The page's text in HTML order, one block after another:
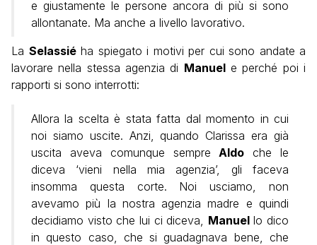
e giustamente le persone ancora di più si sono
allontanate. Ma anche a livello lavorativo.
La Selassiéha spiegato i motivi per cui sono andate a
lavorare nella stessa agenzia di Manuele perché poi i
rapporti si sono interrotti:
Allora la scelta è stata fatta dal momento in cui
noi siamo uscite. Anzi, quando Clarissa era già
uscita aveva comunque sempreAldo che le
diceva ‘vieni nella mia agenzia’, gli faceva
insomma questa corte. Noi usciamo, non
avevamo più la nostra agenzia madre e quindi
decidiamo visto che lui ci diceva, Manuello dico
in questo caso, che si guadagnava bene, che